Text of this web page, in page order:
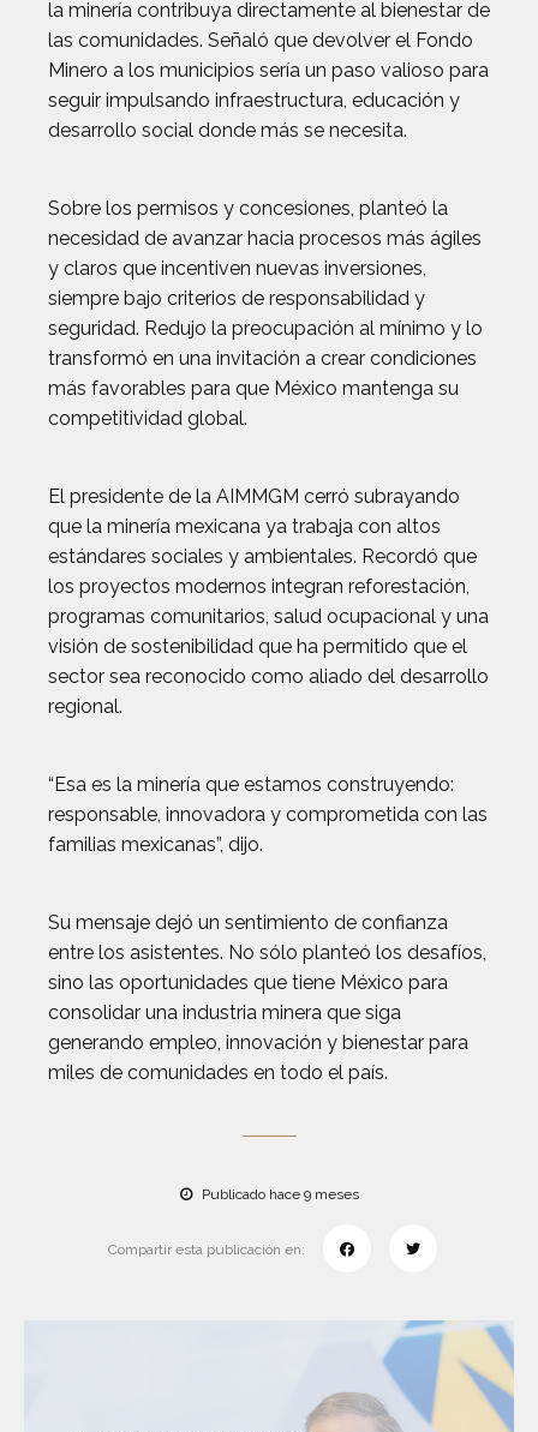
la minería contribuya directamente al bienestar de
las comunidades. Señaló que devolver el Fondo
Minero a los municipios sería un paso valioso para
seguir impulsando infraestructura, educación y
desarrollo social donde más se necesita.
Sobre los permisos y concesiones, planteó la
necesidad de avanzar hacia procesos más ágiles
y claros que incentiven nuevas inversiones,
siempre bajo criterios de responsabilidad y
seguridad. Redujo la preocupación al mínimo y lo
transformó en una invitación a crear condiciones
más favorables para que México mantenga su
competitividad global.
El presidente de la AIMMGM cerró subrayando
que la minería mexicana ya trabaja con altos
estándares sociales y ambientales. Recordó que
los proyectos modernos integran reforestación,
programas comunitarios, salud ocupacional y una
visión de sostenibilidad que ha permitido que el
sector sea reconocido como aliado del desarrollo
regional.
“Esa es la minería que estamos construyendo:
responsable, innovadora y comprometida con las
familias mexicanas”, dijo.
Su mensaje dejó un sentimiento de confianza
entre los asistentes. No sólo planteó los desafíos,
sino las oportunidades que tiene México para
consolidar una industria minera que siga
generando empleo, innovación y bienestar para
miles de comunidades en todo el país.
Publicado hace 9 meses
Compartir esta publicación en: